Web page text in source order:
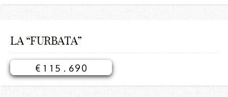
LA “FURBATA”
@
$
€
¢
0
1
2
0
1
2
2
4
5
6
>
?
.
,
3
5
6
7
6
8
9
_
0
1